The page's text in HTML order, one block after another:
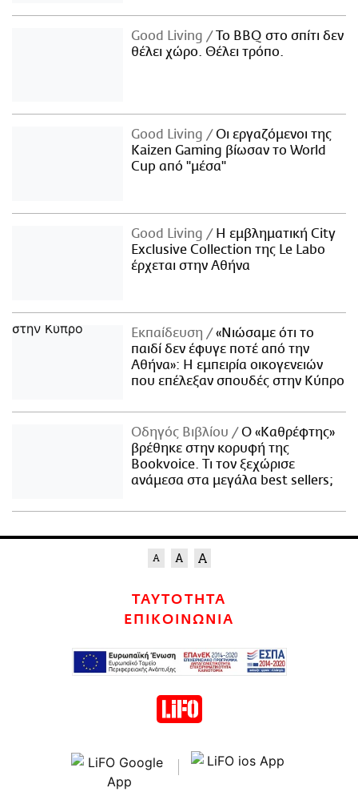
Good Living
Το BBQ στο σπίτι δεν
θέλει χώρο. Θέλει τρόπο.
Good Living
Οι εργαζόμενοι της
Kaizen Gaming βίωσαν το World
Cup από "μέσα"
Good Living
Η εμβληματική City
Exclusive Collection της Le Labo
έρχεται στην Αθήνα
Εκπαίδευση
«Νιώσαμε ότι το
παιδί δεν έφυγε ποτέ από την
Αθήνα»: Η εμπειρία οικογενειών
που επέλεξαν σπουδές στην Κύπρο
Οδηγός Βιβλίου
Ο «Καθρέφτης»
βρέθηκε στην κορυφή της
Bookvoice. Τι τον ξεχώρισε
ανάμεσα στα μεγάλα best sellers;
ΤΑΥΤΟΤΗΤΑ
ΕΠΙΚΟΙΝΩΝΙΑ